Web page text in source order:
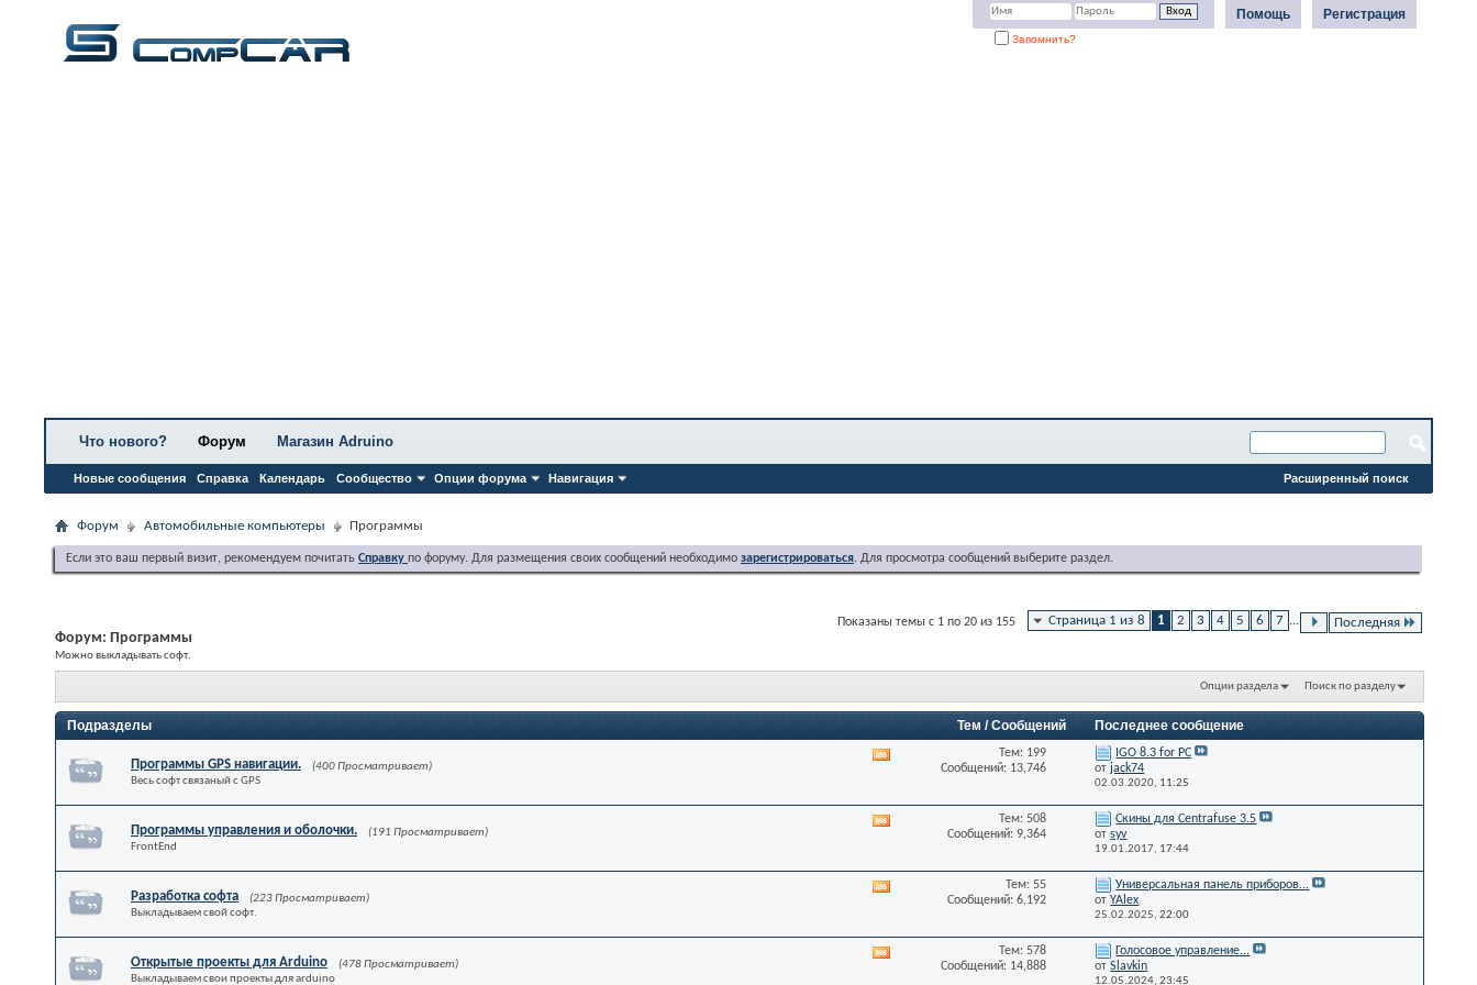
Регистрация
Помощь
Запомнить?
Что нового? Форум
Новые сообщения Справка Календарь Сообщество Опции форума Навигация
Магазин Adruino
Расширенный поиск
Форум Автомобильные компьютеры Программы
Если это ваш первый визит, рекомендуем почитать Справку по форуму. Для размещения своих сообщений необходимо зарегистрироваться. Для просмотра сообщений выберите раздел.
Страница 1 из 8 1 2 3 4 5 6 7 ... Последняя
Показаны темы с 1 по 20 из 155
Форум: Программы
Можно выкладывать софт.
Опции раздела Поиск по разделу
Подразделы Тем / Сообщений Последнее сообщение
Программы GPS навигации.
(400 Просматривает)
Весь софт связаный с GPS
раздела
Тем: 199
Сообщений: 13,746
IGO 8.3 for PC
от jack74
02.03.2020, 11:25
Программы управления и оболочки.
(191 Просматривает)
FrontEnd
раздела
Тем: 508
Сообщений: 9,364
Скины для Centrafuse 3.5
отsyv
19.01.2017, 17:44
Разработка софта
(223 Просматривает)
Выкладываем свой софт.
раздела
Тем: 55
Сообщений: 6,192
Универсальная панель приборов...
отYAlex
25.02.2025,22:00
Открытые проекты для Arduino
(478 Просматривает)
Выкладываем свои проекты для arduino
Тем: 578
Сообщений: 14,888
Голосовое управление...
отSlavkin
12.05.2024,23:45